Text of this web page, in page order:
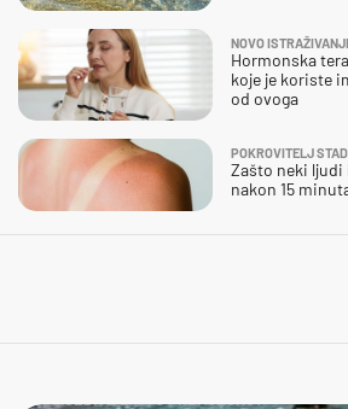
NOVO
Hormonska
koje je koriste
od ovoga
POKROVITELJ
Zašto neki ljudi
nakon 15